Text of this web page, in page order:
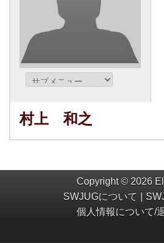
村上 和之
Copyright © 2026
SWJUGについて
個人情報について/